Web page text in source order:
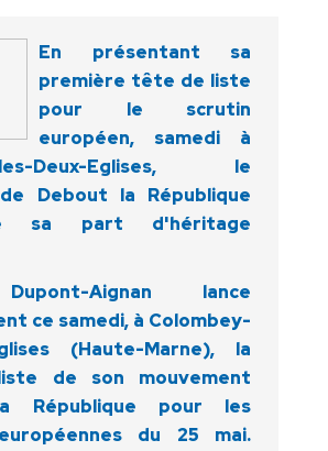
En présentant sa
première tête de liste
pour le scrutin
européen, samedi à
les-Deux-Eglises, le
Debout la République
sa part d'héritage
Aignan lance
ce samedi, à Colombey-
(Haute-Marne), la
de son mouvement
République pour les
du 25 mai.